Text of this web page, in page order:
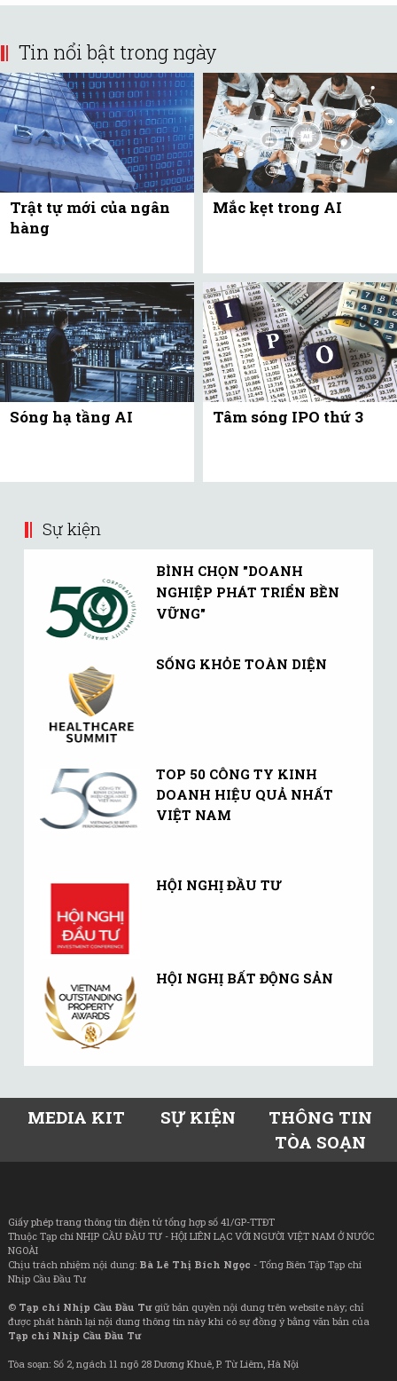
Tin nổi bật trong ngày
Trật tự mới của ngân
hàng
Mắc kẹt trong AI
Sóng hạ tầng AI Tâm sóng IPO thứ 3
Sự kiện
BÌNH CHỌN "DOANH
NGHIỆP PHÁT TRIỂN BỀN
VỮNG"
SỐNG KHỎE TOÀN DIỆN
TOP 50 CÔNG TY KINH
DOANH HIỆU QUẢ NHẤT
VIỆT NAM
HỘI NGHỊ ĐẦU TƯ
HỘI NGHỊ BẤT ĐỘNG SẢN
MEDIA KIT SỰ KIỆN
THÔNG TIN
TÒA SOẠN
Giấy phép trang thông tin điện tử tổng hợp số 41/GP-TTĐT
Thuộc Tạp chí NHỊP CẦU ĐẦU TƯ - HỘI LIÊN LẠC VỚI NGƯỜI VIỆT NAM Ở NƯỚC
NGOÀI
Chịu trách nhiệm nội dung: Bà Lê Thị Bích Ngọc - Tổng Biên Tập Tạp chí
Nhịp Cầu Đầu Tư
© Tạp chí Nhịp Cầu Đầu Tưgiữ bản quyền nội dung trên website này; chỉ
được phát hành lại nội dung thông tin này khi có sự đồng ý bằng văn bản của
Tạp chí Nhịp Cầu Đầu Tư
Tòa soạn: Số 2, ngách 11 ngõ 28 Dương Khuê, P. Từ Liêm, Hà Nội